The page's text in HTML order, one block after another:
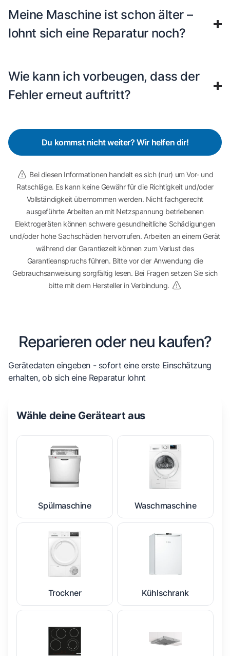
Meine Maschine ist schon älter –
lohnt sich eine Reparatur noch?
Wie kann ich vorbeugen, dass der
Fehler erneut auftritt?
Du kommst nicht weiter? Wir helfen dir!
Bei diesen Informationen handelt es sich (nur) um Vor- und
Ratschläge. Es kann keine Gewähr für die Richtigkeit und/oder
Vollständigkeit übernommen werden. Nicht fachgerecht
ausgeführte Arbeiten an mit Netzspannung betriebenen
Elektrogeräten können schwere gesundheitliche Schädigungen
und/oder hohe Sachschäden hervorrufen. Arbeiten an einem Gerät
während der Garantiezeit können zum Verlust des
Garantieanspruchs führen. Bitte vor der Anwendung die
Gebrauchsanweisung sorgfältig lesen. Bei Fragen setzen Sie sich
bitte mit dem Hersteller in Verbindung.
Reparieren oder neu kaufen?
Gerätedaten eingeben - sofort eine erste Einschätzung
erhalten, ob sich eine Reparatur lohnt
Wähle deine Geräteart aus
Spülmaschine Waschmaschine
Trockner Kühlschrank